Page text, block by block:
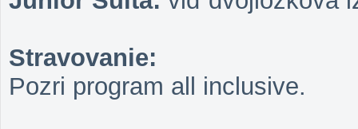
Stravovanie:
Pozri program all inclusive.